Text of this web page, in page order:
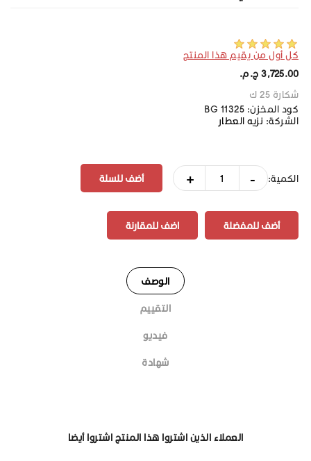
كل أول من يقيم هذا المنتج
3,725.00 ج.م.‏
شكارة 25 ك
كود المخزن: BG 11325
الشركة: نزيه العطار
الكمية: -
+
أضف للمفضلة اضف للمقارنة
الوصف
التقييم
فيديو
شهادة
العملاء الذين اشتروا هذا المنتج اشتروا أيضا